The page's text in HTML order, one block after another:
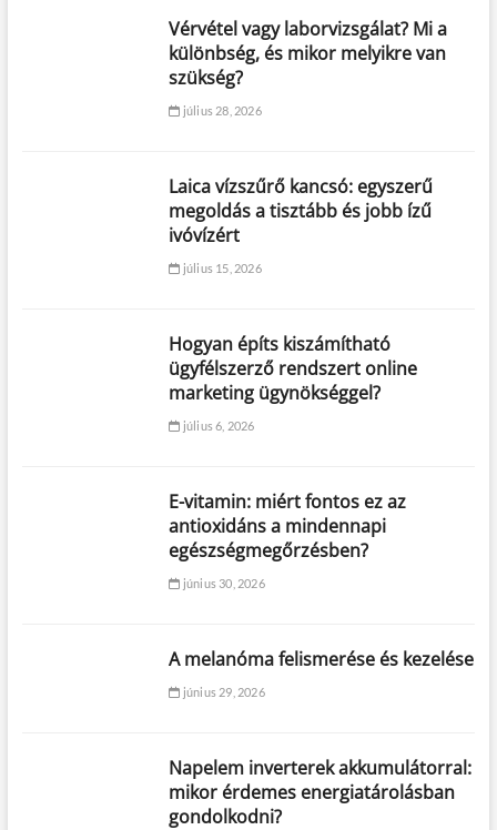
Vérvétel vagy laborvizsgálat? Mi a
különbség, és mikor melyikre van
szükség?
július 28, 2026
Laica vízszűrő kancsó: egyszerű
megoldás a tisztább és jobb ízű
ivóvízért
július 15, 2026
Hogyan építs kiszámítható
ügyfélszerző rendszert online
marketing ügynökséggel?
július 6, 2026
E-vitamin: miért fontos ez az
antioxidáns a mindennapi
egészségmegőrzésben?
június 30, 2026
A melanóma felismerése és kezelése
június 29, 2026
Napelem inverterek akkumulátorral:
mikor érdemes energiatárolásban
gondolkodni?